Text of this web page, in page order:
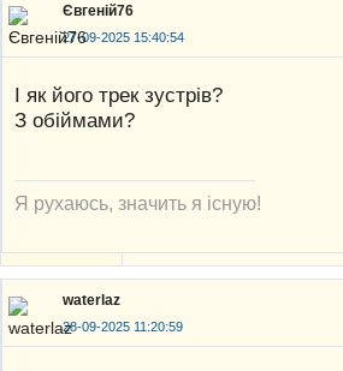
Євгеній76
27-09-2025 15:40:54
І як його трек зустрів?
З обіймами?
Я рухаюсь, значить я існую!
waterlaz
28-09-2025 11:20:59